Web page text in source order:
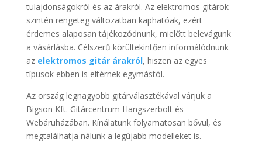
tulajdonságokról és az árakról. Az elektromos gitárok
szintén rengeteg változatban kaphatóak, ezért
érdemes alaposan tájékozódnunk, mielőtt belevágunk
a vásárlásba. Célszerű körültekintően informálódnunk
az elektromos gitár árakról, hiszen az egyes
típusok ebben is eltérnek egymástól.
Az ország legnagyobb gitárválasztékával várjuk a
Bigson Kft. Gitárcentrum Hangszerbolt és
Webáruházában. Kínálatunk folyamatosan bővül, és
megtalálhatja nálunk a legújabb modelleket is.